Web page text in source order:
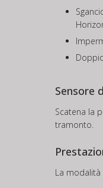
Sensore
Scatena la
tramonto.
La